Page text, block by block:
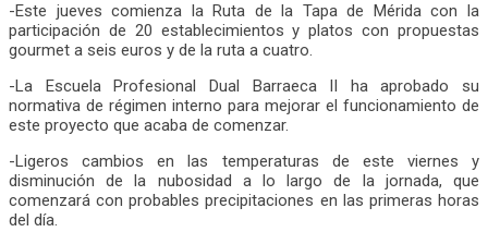
-Este jueves comienza la Ruta de la Tapa de Mérida con la
participación de 20 establecimientos y platos con propuestas
gourmet a seis euros y de la ruta a cuatro.
-La Escuela Profesional Dual Barraeca II ha aprobado su
normativa de régimen interno para mejorar el funcionamiento de
este proyecto que acaba de comenzar.
-Ligeros cambios en las temperaturas de este viernes y
disminución de la nubosidad a lo largo de la jornada, que
comenzará con probables precipitaciones en las primeras horas
del día.